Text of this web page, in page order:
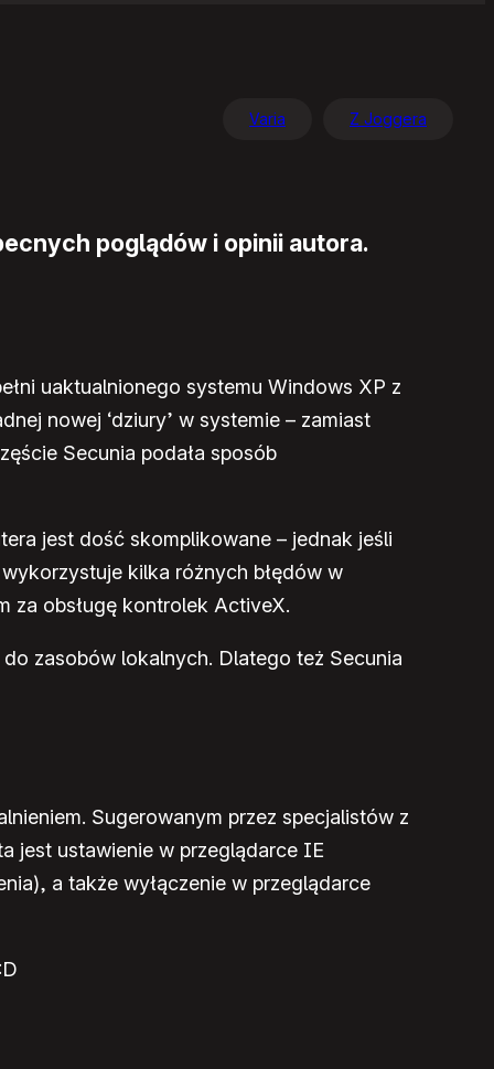
Varia Z Joggera
poglądów i opinii autora.
uaktualnionego systemu Windows XP z
nowej ‘dziury’ w systemie – zamiast
Secunia podała sposób
jest dość skomplikowane – jednak jeśli
kilka różnych błędów w
za obsługę kontrolek ActiveX.
zasobów lokalnych. Dlatego też Secunia
Sugerowanym przez specjalistów z
jest ustawienie w przeglądarce IE
a także wyłączenie w przeglądarce